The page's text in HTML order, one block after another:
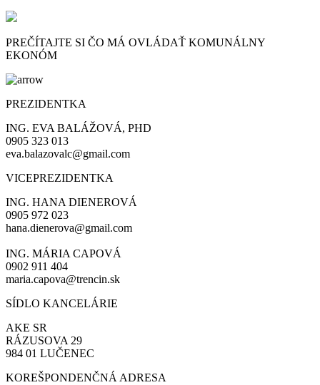
PREČÍTAJTE SI ČO MÁ OVLÁDAŤ KOMUNÁLNY
EKONÓM
PREZIDENTKA
ING. EVA BALÁŽOVÁ, PHD
0905 323 013
eva.balazovalc@gmail.com
VICEPREZIDENTKA
ING. HANA DIENEROVÁ
0905 972 023
hana.dienerova@gmail.com
ING. MÁRIA CAPOVÁ
0902 911 404
maria.capova@trencin.sk
SÍDLO KANCELÁRIE
AKE SR
RÁZUSOVA 29
984 01 LUČENEC
KOREŠPONDENČNÁ ADRESA